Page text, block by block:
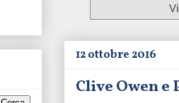
12 ottobre 2016
Clive Owen